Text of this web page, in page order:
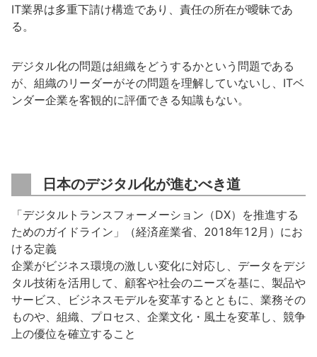
IT業界は多重下請け構造であり、責任の所在が曖昧であ
る。
デジタル化の問題は組織をどうするかという問題である
が、組織のリーダーがその問題を理解していないし、ITベ
ンダー企業を客観的に評価できる知識もない。
日本のデジタル化が進むべき道
「デジタルトランスフォーメーション（DX）を推進する
ためのガイドライン」（経済産業省、2018年12月）にお
ける定義
企業がビジネス環境の激しい変化に対応し、データをデジ
タル技術を活用して、顧客や社会のニーズを基に、製品や
サービス、ビジネスモデルを変革するとともに、業務その
ものや、組織、プロセス、企業文化・風土を変革し、競争
上の優位を確立すること